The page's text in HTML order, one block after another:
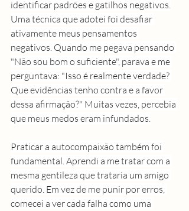
identificar padrões e gatilhos negativos.
Uma técnica que adotei foi desafiar
ativamente meus pensamentos
negativos. Quando me pegava pensando
"Não sou bom o suficiente", parava e me
perguntava: "Isso é realmente verdade?
Que evidências tenho contra e a favor
dessa afirmação?" Muitas vezes, percebia
que meus medos eram infundados.
Praticar a autocompaixão também foi
fundamental. Aprendi a me tratar com a
mesma gentileza que trataria um amigo
querido. Em vez de me punir por erros,
comecei a ver cada falha como uma